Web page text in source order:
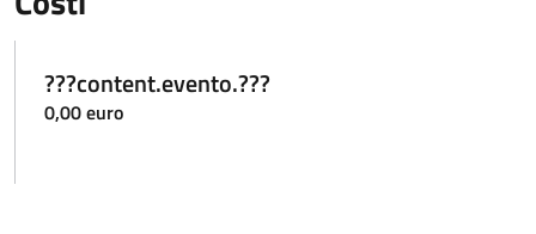
???content.evento.???
0,00 euro